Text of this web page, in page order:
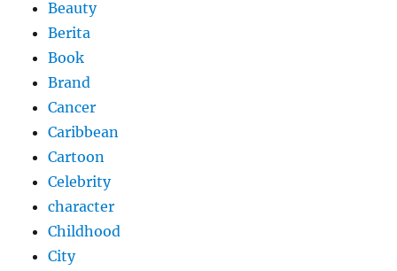
Beauty
Berita
Book
Brand
Cancer
Caribbean
Cartoon
Celebrity
character
Childhood
City